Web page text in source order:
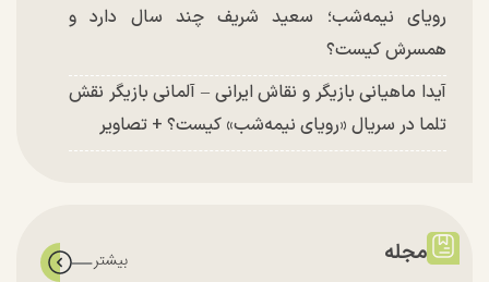
رویای نیمه‌شب؛ سعید شریف چند سال دارد و
همسرش کیست؟
آیدا ماهیانی بازیگر و نقاش ایرانی – آلمانی بازیگر نقش
تلما در سریال «رویای نیمه‌شب» کیست؟ + تصاویر
مجله